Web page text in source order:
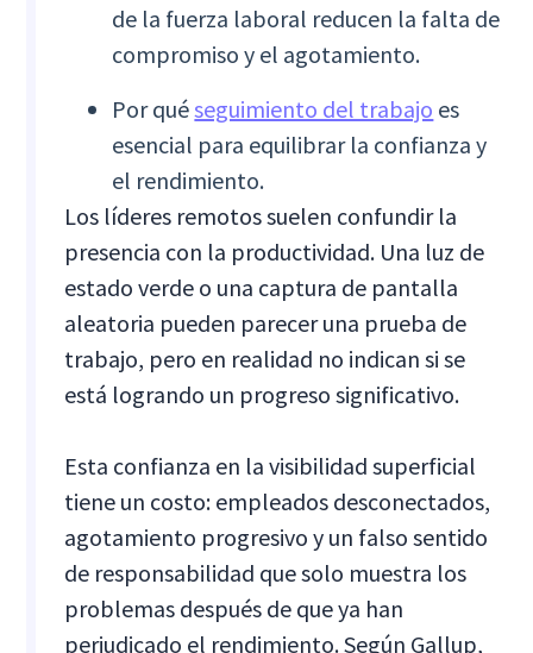
de la fuerza laboral reducen la falta de
compromiso y el agotamiento.
Por quéseguimiento del trabajo es
esencial para equilibrar la confianza y
el rendimiento.
Los líderes remotos suelen confundir la
presencia con la productividad. Una luz de
estado verde o una captura de pantalla
aleatoria pueden parecer una prueba de
trabajo, pero en realidad no indican si se
está logrando un progreso significativo.
Esta confianza en la visibilidad superficial
tiene un costo: empleados desconectados,
agotamiento progresivo y un falso sentido
de responsabilidad que solo muestra los
problemas después de que ya han
perjudicado el rendimiento. Según Gallup,